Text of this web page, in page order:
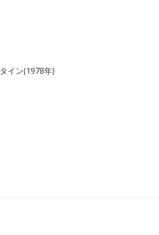
イン(1978年)